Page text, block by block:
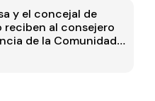
y el concejal de
reciben al consejero
de la Comunidad